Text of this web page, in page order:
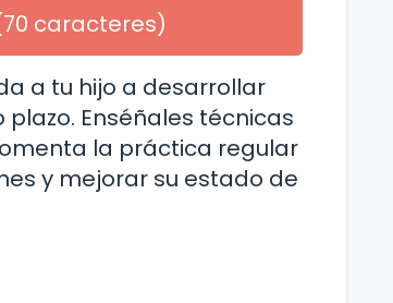
caracteres)
a tu hijo a desarrollar
Enséñales técnicas
la práctica regular
y mejorar su estado de